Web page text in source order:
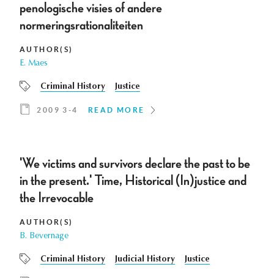
penologische visies of andere
normeringsrationaliteiten
AUTHOR(S)
E. Maes
Criminal History Justice
2009 3-4 READ MORE
'We victims and survivors declare the past to be
in the present.' Time, Historical (In)justice and
the Irrevocable
AUTHOR(S)
B. Bevernage
Criminal History Judicial History Justice